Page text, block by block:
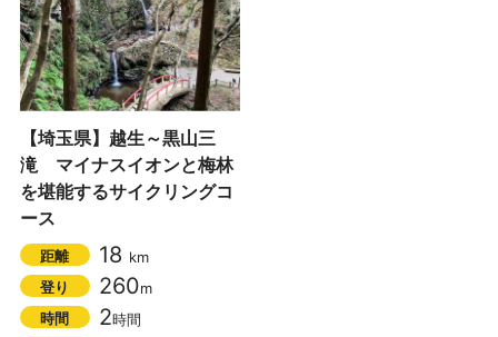
【埼玉県】越生～黒山三
滝 マイナスイオンと梅林
を堪能するサイクリングコ
ース
距離 18 km
登り
260m
時間
2時間